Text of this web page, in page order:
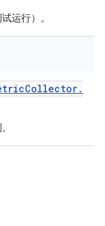
运行）。
Collector.